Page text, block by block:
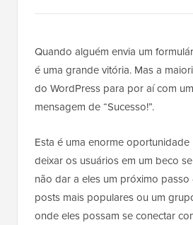
Quando alguém envia um
é uma grande vitória. Mas a
do WordPress para por aí com
mensagem de “Sucesso!”.
Esta é uma enorme
deixar os usuários em um beco
não dar a eles um próximo
posts mais populares ou um
onde eles possam se conectar